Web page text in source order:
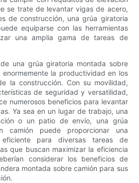
se trate de levantar vigas de acero,
de construcción, una grúa giratoria
equiparse con las herramientas
una amplia gama de tareas de
una grúa giratoria montada sobre
enormemente la productividad en los
la construcción. Con su movilidad,
de seguridad y versatilidad,
numerosos beneficios para levantar
Ya sea en un lugar de trabajo, una
o un patio de envío, una grúa
camión puede proporcionar una
para diversas tareas de
que buscan maximizar la eficiencia
considerar los beneficios de
montada sobre camión para sus